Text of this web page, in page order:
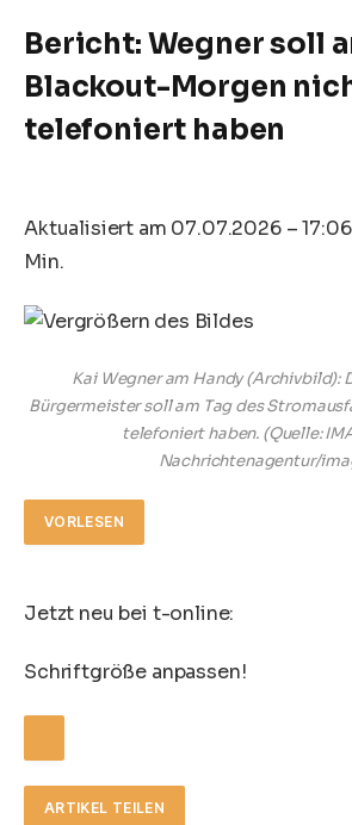
Bericht: Wegner soll
Blackout-Morgen
telefoniert haben
Aktualisiert am 07.07.2026 –
Min.
Kai Wegner am Handy (Archivbild):
Bürgermeister soll am Tag des
telefoniert haben. (Quelle:
Nachrichtenagentur/
VORLESEN
Jetzt neu bei t-online:
Schriftgröße anpassen!
ARTIKEL TEILEN